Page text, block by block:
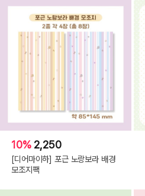
10% 2,250
[디어마이하] 포근 노랑보라 배경
모조지팩